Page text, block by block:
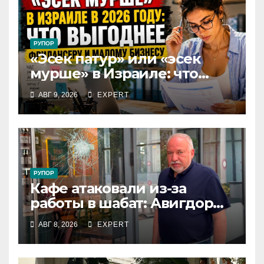
РУПОР
«Эсек патур» или «эсек
мурше» в Израиле: что
выгоднее фрилансеру и
малому бизнесу в 2026 году
АВГ 9, 2026 EXPERT
РУПОР
Кафе атаковали из-за
работы в шабат: Авигдор
Либерман приехал
поддержать владельцев
АВГ 8, 2026 EXPERT